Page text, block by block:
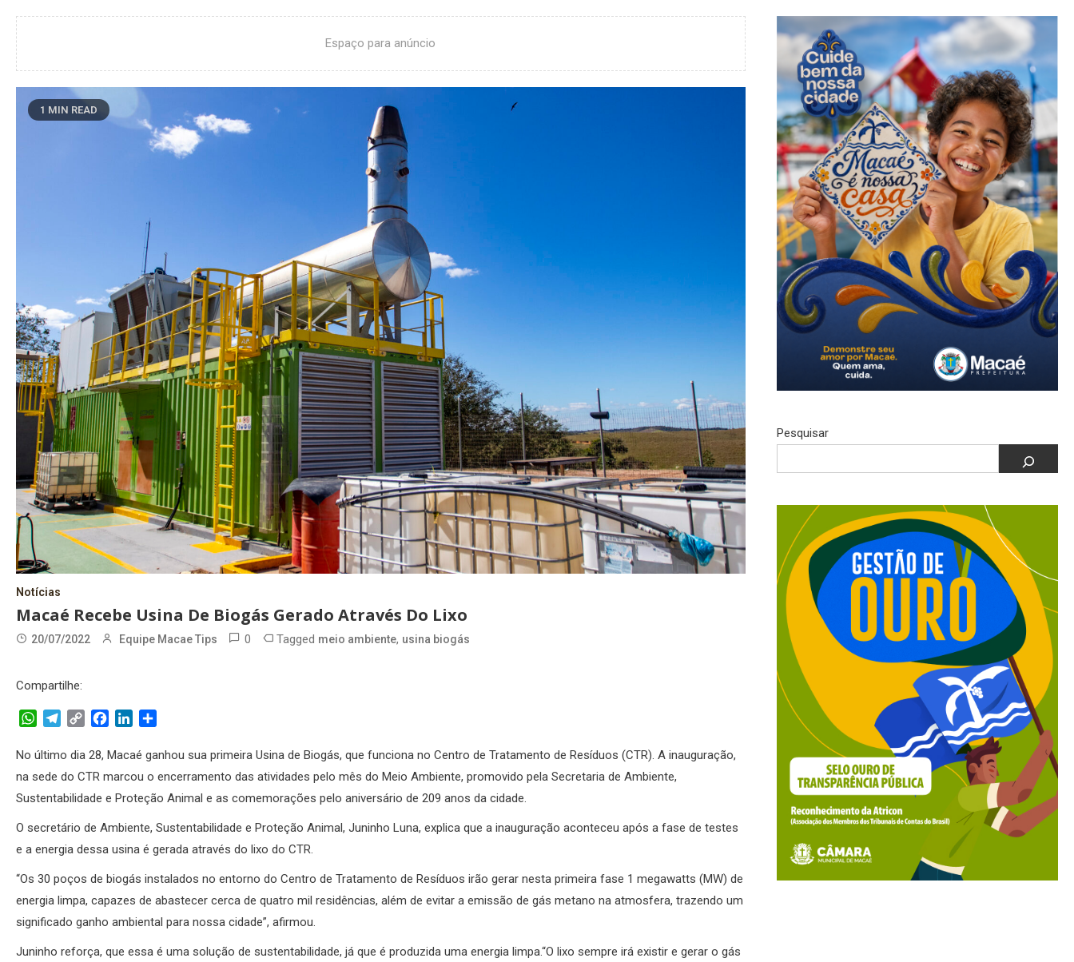
Espaço para anúncio
1 MIN READ
Notícias
Macaé Recebe Usina De Biogás Gerado Através Do Lixo
20/07/2022 Equipe Macae Tips 0 Tagged meio ambiente, usina biogás
Compartilhe:
WhatsApp
Telegram
Copy
FacebookLinkedIn
No último dia 28, Macaé ganhou sua primeira Usina de Biogás, que funciona no Centro de Tratamento de Resíduos (CTR). A inauguração,
na sede do CTR marcou o encerramento das atividades pelo mês do Meio Ambiente, promovido pela Secretaria de Ambiente,
Sustentabilidade e Proteção Animal e as comemorações pelo aniversário de 209 anos da cidade.
O secretário de Ambiente, Sustentabilidade e Proteção Animal, Juninho Luna, explica que a inauguração aconteceu após a fase de testes
e a energia dessa usina é gerada através do lixo do CTR.
“Os 30 poços de biogás instalados no entorno do Centro de Tratamento de Resíduos irão gerar nesta primeira fase 1 megawatts (MW) de
energia limpa, capazes de abastecer cerca de quatro mil residências, além de evitar a emissão de gás metano na atmosfera, trazendo um
significado ganho ambiental para nossa cidade”, afirmou.
Juninho reforça, que essa é uma solução de sustentabilidade, já que é produzida uma energia limpa.“O lixo sempre irá existir e gerar o gás
Pesquisar